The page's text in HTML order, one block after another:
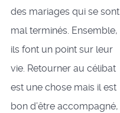
des mariages qui se sont
mal terminés. Ensemble,
ils font un point sur leur
vie. Retourner au célibat
est une chose mais il est
bon d’être accompagné,